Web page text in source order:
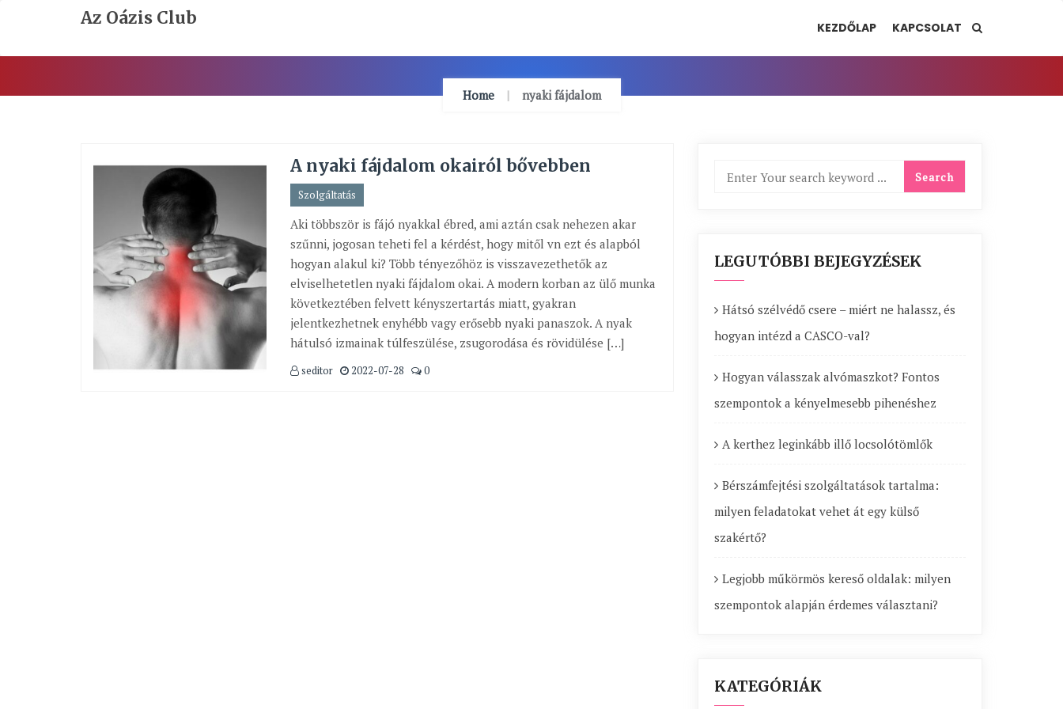
Az Oázis Club KEZDŐLAP KAPCSOLAT
Home nyaki fájdalom
A nyaki fájdalom okairól bővebben
Szolgáltatás
Aki többször is fájó nyakkal ébred, ami aztán csak nehezen akar
szűnni, jogosan teheti fel a kérdést, hogy mitől vn ezt és alapból
hogyan alakul ki? Több tényezőhöz is visszavezethetők az
elviselhetetlen nyaki fájdalom okai. A modern korban az ülő munka
következtében felvett kényszertartás miatt, gyakran
jelentkezhetnek enyhébb vagy erősebb nyaki panaszok. A nyak
hátulsó izmainak túlfeszülése, zsugorodása és rövidülése […]
seditor 2022-07-28 0
LEGUTÓBBI BEJEGYZÉSEK
Hátsó szélvédő csere – miért ne halassz, és
hogyan intézd a CASCO-val?
Hogyan válasszak alvómaszkot? Fontos
szempontok a kényelmesebb pihenéshez
A kerthez leginkább illő locsolótömlők
Bérszámfejtési szolgáltatások tartalma:
milyen feladatokat vehet át egy külső
szakértő?
Legjobb műkörmös kereső oldalak: milyen
szempontok alapján érdemes választani?
KATEGÓRIÁK